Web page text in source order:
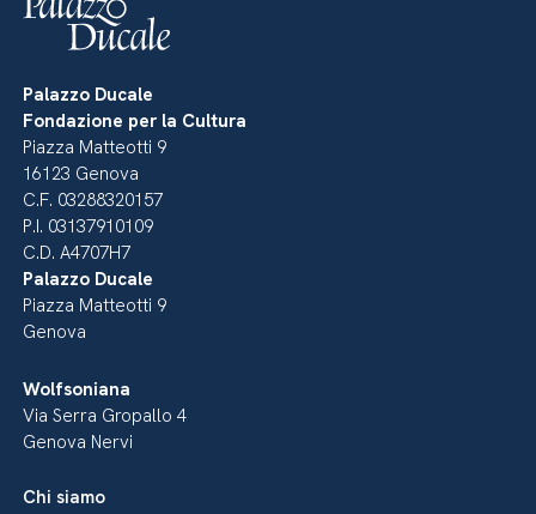
Palazzo Ducale
Fondazione per la Cultura
Piazza Matteotti 9
16123 Genova
C.F. 03288320157
P.I. 03137910109
C.D. A4707H7
Palazzo Ducale
Piazza Matteotti 9
Genova
Wolfsoniana
Via Serra Gropallo 4
Genova Nervi
Chi siamo